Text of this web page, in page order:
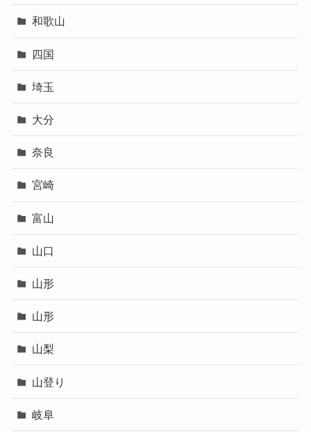
和歌山
四国
埼玉
大分
奈良
宮崎
富山
山口
山形
山形
山梨
山登り
岐阜